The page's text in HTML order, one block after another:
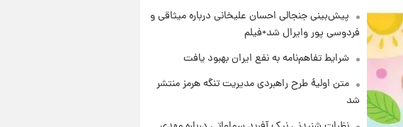
ماه ۱۴۰۵
پیش‌بینی جنجالی احسان علیخانی درباره میثاقی و
فردوسی پور وایرال شد+فیلم
شرایط تفاهم‌نامه به نفع ایران بهبود یافت
متن اولیۀ طرح راهبردی مدیریت تنگه هرمز منتشر
شد